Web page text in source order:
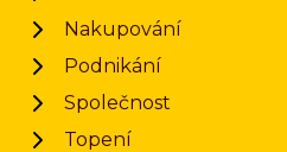
Nakupování
Podnikání
Společnost
Topení